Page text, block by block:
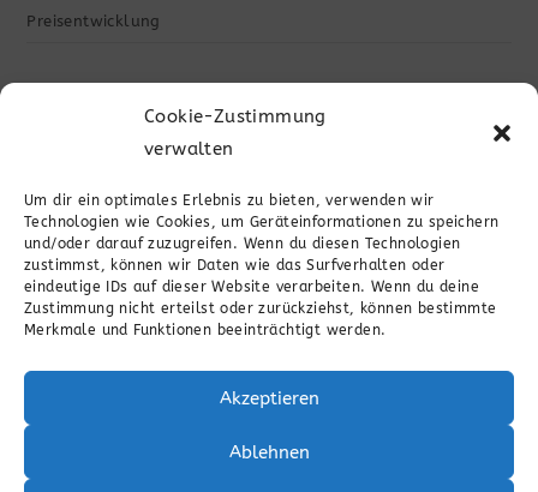
Cookie-Zustimmung
verwalten
Um dir ein optimales Erlebnis zu bieten, verwenden wir
Technologien wie Cookies, um Geräteinformationen zu speichern
und/oder darauf zuzugreifen. Wenn du diesen Technologien
zustimmst, können wir Daten wie das Surfverhalten oder
eindeutige IDs auf dieser Website verarbeiten. Wenn du deine
Zustimmung nicht erteilst oder zurückziehst, können bestimmte
Merkmale und Funktionen beeinträchtigt werden.
Akzeptieren
Ablehnen
Preisentwicklung
Impressum
Cookie-Richtlinie (EU)
Datenschutz